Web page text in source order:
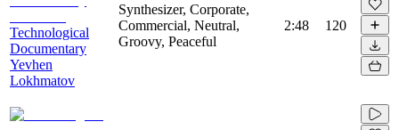
Technological
Documentary
Yevhen
Lokhmatov
Synthesizer, Corporate,
Commercial, Neutral,
Groovy, Peaceful
2:48 120